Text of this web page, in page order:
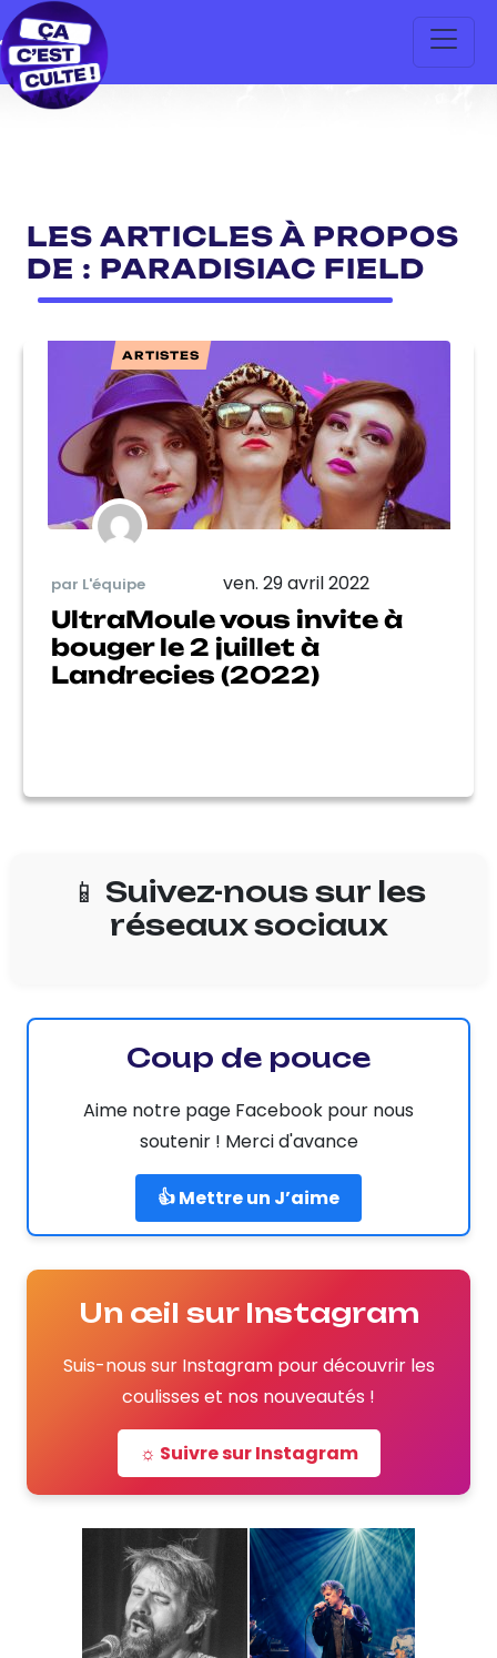
LES ARTICLES À PROPOS
DE : PARADISIAC FIELD
ARTISTES
par L'équipe ven. 29 avril 2022
UltraMoule vous invite à
bouger le 2 juillet à
Landrecies (2022)
📱 Suivez-nous sur les
réseaux sociaux
Coup de pouce
Aime notre page Facebook pour nous
soutenir ! Merci d'avance
👍 Mettre un J’aime
Un œil sur Instagram
Suis-nous sur Instagram pour découvrir les
coulisses et nos nouveautés !
☼ Suivre sur Instagram